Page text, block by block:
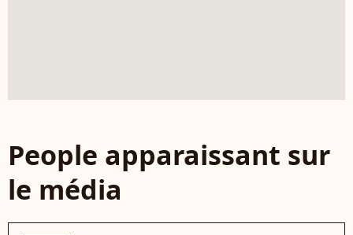
People apparaissant sur
le média